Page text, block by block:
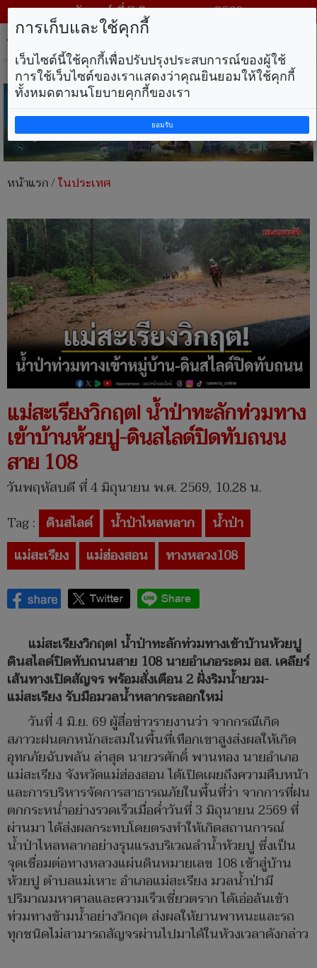
วันศุกร์ ที่ 7 สิงหาคม พ.ศ. 2569
หน้าแรก/ในประเทศ
แม่สะเรียงวิกฤต! น้ำป่าทะลักท่วมทาง
เข้าบ้านห้วยปู-ดินสไลด์ปิดทับถนน
สาย 108
วันพฤหัสบดี ที่ 4 มิถุนายน พ.ศ. 2569, 10.28 น.
Tag : ดินสไลด์ น้ำป่าไหลหลาก
น้ำป่า
แม่สะเรียง
แม่ฮ่องสอน ทางหลวง108
แม่สะเรียงวิกฤต! น้ำป่าทะลักท่วมทางเข้าบ้านห้วยปู
ดินสไลด์ปิดทับถนนสาย 108 นายอำเภอระดม อส. เคลียร์
เส้นทางเปิดสัญจร พร้อมสั่งเตือน 2 ฝั่งริมน้ำยวม-
แม่สะเรียง รับมือมวลน้ำหลากระลอกใหม่
วันที่ 4 มิ.ย. 69 ผู้สื่อข่าวรายงานว่า จากกรณีเกิด
สภาวะฝนตกหนักสะสมในพื้นที่เทือกเขาสูงส่งผลให้เกิด
อุทกภัยฉับพลัน ล่าสุด นายวรศักดิ์ พานทอง นายอำเภอ
แม่สะเรียง จังหวัดแม่ฮ่องสอน ได้เปิดเผยถึงความคืบหน้า
และการบริหารจัดการสาธารณภัยในพื้นที่ว่า จากการที่ฝน
ตกกระหน่ำอย่างรวดเร็วเมื่อค่ำวันที่ 3 มิถุนายน 2569 ที่
ผ่านมา ได้ส่งผลกระทบโดยตรงทำให้เกิดสถานการณ์
น้ำป่าไหลหลากอย่างรุนแรงบริเวณลำน้ำห้วยปู ซึ่งเป็น
จุดเชื่อมต่อทางหลวงแผ่นดินหมายเลข 108 เข้าสู่บ้าน
ห้วยปู ตำบลแม่เหาะ อำเภอแม่สะเรียง มวลน้ำป่ามี
ปริมาณมหาศาลและความเร็วเชี่ยวตราก ได้เอ่อล้นเข้า
ท่วมทางข้ามน้ำอย่างวิกฤต ส่งผลให้ยานพาหนะและรถ
ทุกชนิดไม่สามารถสัญจรผ่านไปมาได้ในห้วงเวลาดังกล่าว
การเก็บและใช้คุกกี้
เว็บไซต์นี้ใช้คุกกี้เพื่อปรับปรุงประสบการณ์ของผู้ใช้
การใช้เว็บไซต์ของเราแสดงว่าคุณยินยอมให้ใช้คุกกี้
ทั้งหมดตามนโยบายคุกกี้ของเรา
ยอมรับ